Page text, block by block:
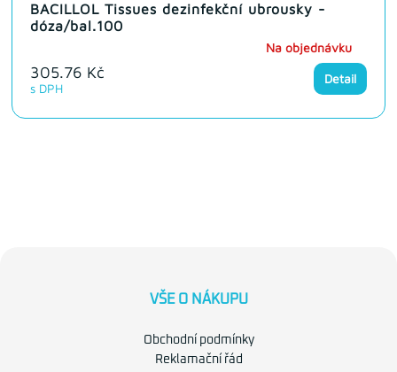
BACILLOL Tissues dezinfekční ubrousky -
dóza/bal.100
305.76 Kč
s DPH
Na objednávku
Detail
VŠE O NÁKUPU
Obchodní podmínky
Reklamační řád